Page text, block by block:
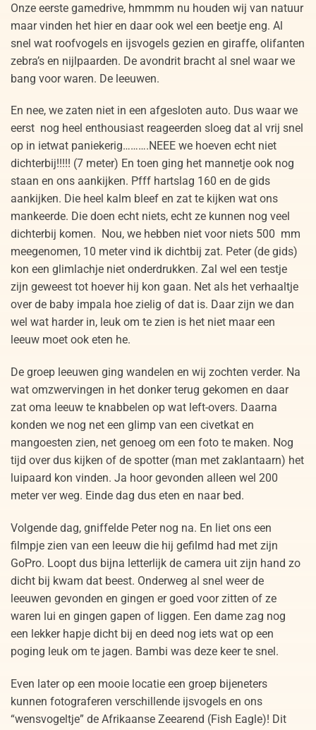
Onze eerste gamedrive, hmmmm nu houden wij van natuur
maar vinden het hier en daar ook wel een beetje eng. Al
snel wat roofvogels en ijsvogels gezien en giraffe, olifanten
zebra’s en nijlpaarden. De avondrit bracht al snel waar we
bang voor waren. De leeuwen.
En nee, we zaten niet in een afgesloten auto. Dus waar we
eerst nog heel enthousiast reageerden sloeg dat al vrij snel
op in ietwat paniekerig……….NEEE we hoeven echt niet
dichterbij!!!!! (7 meter) En toen ging het mannetje ook nog
staan en ons aankijken. Pfff hartslag 160 en de gids
aankijken. Die heel kalm bleef en zat te kijken wat ons
mankeerde. Die doen echt niets, echt ze kunnen nog veel
dichterbij komen. Nou, we hebben niet voor niets 500 mm
meegenomen, 10 meter vind ik dichtbij zat. Peter (de gids)
kon een glimlachje niet onderdrukken. Zal wel een testje
zijn geweest tot hoever hij kon gaan. Net als het verhaaltje
over de baby impala hoe zielig of dat is. Daar zijn we dan
wel wat harder in, leuk om te zien is het niet maar een
leeuw moet ook eten he.
De groep leeuwen ging wandelen en wij zochten verder. Na
wat omzwervingen in het donker terug gekomen en daar
zat oma leeuw te knabbelen op wat left-overs. Daarna
konden we nog net een glimp van een civetkat en
mangoesten zien, net genoeg om een foto te maken. Nog
tijd over dus kijken of de spotter (man met zaklantaarn) het
luipaard kon vinden. Ja hoor gevonden alleen wel 200
meter ver weg. Einde dag dus eten en naar bed.
Volgende dag, gniffelde Peter nog na. En liet ons een
filmpje zien van een leeuw die hij gefilmd had met zijn
GoPro. Loopt dus bijna letterlijk de camera uit zijn hand zo
dicht bij kwam dat beest. Onderweg al snel weer de
leeuwen gevonden en gingen er goed voor zitten of ze
waren lui en gingen gapen of liggen. Een dame zag nog
een lekker hapje dicht bij en deed nog iets wat op een
poging leuk om te jagen. Bambi was deze keer te snel.
Even later op een mooie locatie een groep bijeneters
kunnen fotograferen verschillende ijsvogels en ons
“wensvogeltje” de Afrikaanse Zeearend (Fish Eagle)! Dit